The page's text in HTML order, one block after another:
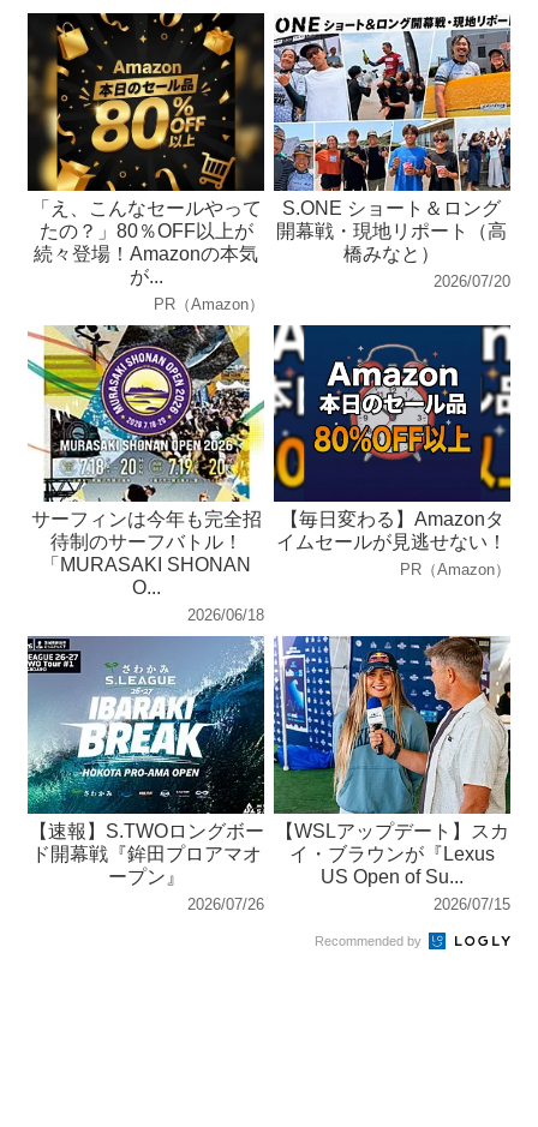
「え、こんなセールやって
たの？」80％OFF以上が
続々登場！Amazonの本気
が...
PR（Amazon）
S.ONE ショート＆ロング
開幕戦・現地リポート（高
橋みなと）
2026/07/20
サーフィンは今年も完全招
待制のサーフバトル！
「MURASAKI SHONAN
O...
2026/06/18
【毎日変わる】Amazonタ
イムセールが見逃せない！
PR（Amazon）
【速報】S.TWOロングボー
ド開幕戦『鉾田プロアマオ
ープン』
2026/07/26
【WSLアップデート】スカ
イ・ブラウンが『Lexus
US Open of Su...
2026/07/15
Recommended by